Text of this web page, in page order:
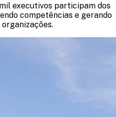
executivos participam dos
competências e gerando